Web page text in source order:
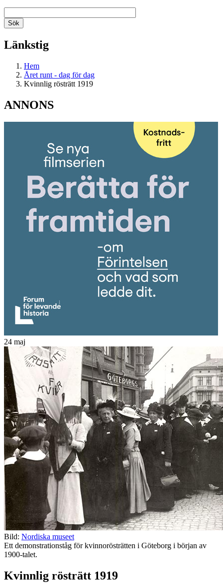
Länkstig
Hem
Året runt - dag för dag
Kvinnlig rösträtt 1919
ANNONS
24 maj
Bild: Nordiska museet
Ett demonstrationståg för kvinnorösträtten i Göteborg i början av
1900-talet.
Kvinnlig rösträtt 1919